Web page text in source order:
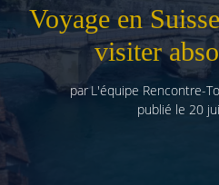
Voyage en
visiter
par L'équipe Rencontre-
publié le 20